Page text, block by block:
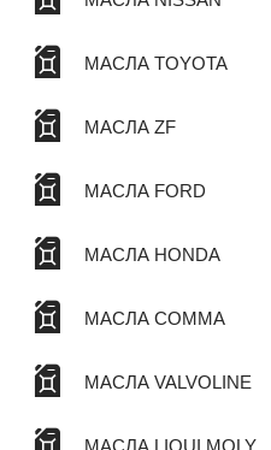
МАСЛА TOYOTA
МАСЛА ZF
МАСЛА FORD
МАСЛА HONDA
МАСЛА COMMA
МАСЛА VALVOLINE
МАСЛА LIQUI MOLY